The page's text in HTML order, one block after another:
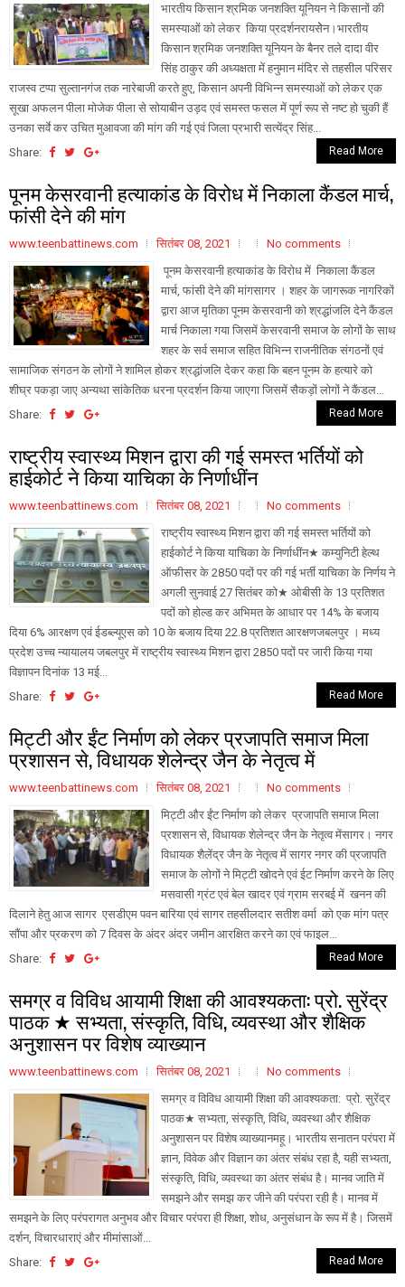
भारतीय किसान श्रमिक जनशक्ति यूनियन ने किसानों की
समस्याओं को लेकर किया प्रदर्शनरायसेेन।भारतीय
किसान श्रमिक जनशक्ति यूनियन के बैनर तले दादा वीर
सिंह ठाकुर की अध्यक्षता में हनुमान मंदिर से तहसील परिसर
राजस्व टप्पा सुल्तानगंज तक नारेबाजी करते हुए, किसान अपनी विभिन्न समस्याओं को लेकर एक
सूखा अफलन पीला मोजेक पीला से सोयाबीन उड़द एवं समस्त फसल में पूर्ण रूप से नष्ट हो चुकी हैं
उनका सर्वे कर उचित मुआवजा की मांग की गई एवं जिला प्रभारी सत्येंद्र सिंह...
Share:
Read More
पूनम केसरवानी हत्याकांड के विरोध में निकाला कैंडल मार्च,
फांसी देने की मांग
www.teenbattinews.com सितंबर 08, 2021
No comments
पूनम केसरवानी हत्याकांड के विरोध में निकाला कैंडल
मार्च, फांसी देने की मांगसागर । शहर के जागरूक नागरिकों
द्वारा आज मृतिका पूनम केसरवानी को श्रद्धांजलि देने कैंडल
मार्च निकाला गया जिसमें केसरवानी समाज के लोगों के साथ
शहर के सर्व समाज सहित विभिन्न राजनीतिक संगठनों एवं
सामाजिक संगठन के लोगों ने शामिल होकर श्रद्धांजलि देकर कहा कि बहन पूनम के हत्यारे को
शीघ्र पकड़ा जाए अन्यथा सांकेतिक धरना प्रदर्शन किया जाएगा जिसमें सैकड़ों लोगों ने कैंडल...
Share:
Read More
राष्ट्रीय स्वास्थ्य मिशन द्वारा की गई समस्त भर्तियों को
हाईकोर्ट ने किया याचिका के निर्णाधींन
www.teenbattinews.com सितंबर 08, 2021
No comments
राष्ट्रीय स्वास्थ्य मिशन द्वारा की गई समस्त भर्तियों को
हाईकोर्ट ने किया याचिका के निर्णाधींन★ कम्युनिटी हेल्थ
ऑफीसर के 2850 पदों पर की गई भर्ती याचिका के निर्णय ने
अगली सुनवाई 27 सितंबर को★ ओबीसी के 13 प्रतिशत
पदों को होल्ड कर अभिमत के आधार पर 14% के बजाय
दिया 6% आरक्षण एवं ईडब्ल्यूएस को 10 के बजाय दिया 22.8 प्रतिशत आरक्षणजबलपुर । मध्य
प्रदेश उच्च न्यायालय जबलपुर में राष्ट्रीय स्वास्थ्य मिशन द्वारा 2850 पदों पर जारी किया गया
विज्ञापन दिनांक 13 मई...
Share:
Read More
मिट्टी और ईंट निर्माण को लेकर प्रजापति समाज मिला
प्रशासन से, विधायक शेलेन्द्र जैन के नेतृत्व में
www.teenbattinews.com सितंबर 08, 2021
No comments
मिट्टी और ईंट निर्माण को लेकर प्रजापति समाज मिला
प्रशासन से, विधायक शेलेन्द्र जैन के नेतृत्व मेंसागर। नगर
विधायक शैलेंद्र जैन के नेतृत्व में सागर नगर की प्रजापति
समाज के लोगों ने मिट्टी खोदने एवं ईट निर्माण करने के लिए
मसवासी ग्रंट एवं बेल खादर एवं ग्राम सरबई में खनन की
दिलाने हेतु आज सागर एसडीएम पवन बारिया एवं सागर तहसीलदार सतीश वर्मा को एक मांग पत्र
सौंपा और प्रकरण को 7 दिवस के अंदर अंदर जमीन आरक्षित करने का एवं फाइल...
Share:
Read More
समग्र व विविध आयामी शिक्षा की आवश्यकता: प्रो. सुरेंद्र
पाठक ★ सभ्यता, संस्कृति, विधि, व्यवस्था और शैक्षिक
अनुशासन पर विशेष व्याख्यान
www.teenbattinews.com सितंबर 08, 2021
No comments
समग्र व विविध आयामी शिक्षा की आवश्यकता: प्रो. सुरेंद्र
पाठक★ सभ्यता, संस्कृति, विधि, व्यवस्था और शैक्षिक
अनुशासन पर विशेष व्याख्यानमहू। भारतीय सनातन परंपरा में
ज्ञान, विवेक और विज्ञान का अंतर संबंध रहा है, यही सभ्यता,
संस्कृति, विधि, व्यवस्था का अंतर संबंध है। मानव जाति में
समझने और समझ कर जीने की परंपरा रही है। मानव में
समझने के लिए परंपरागत अनुभव और विचार परंपरा ही शिक्षा, शोध, अनुसंधान के रूप में है। जिसमें
दर्शन, विचारधाराएं और मीमांसाओं...
Share:
Read More